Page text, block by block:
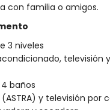
con familia o amigos.
3 niveles
televisión
baños
y televisión por